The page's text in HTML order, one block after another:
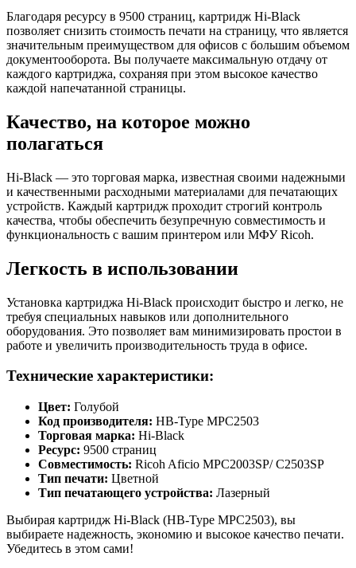
Благодаря ресурсу в 9500 страниц, картридж Hi-Black
позволяет снизить стоимость печати на страницу, что является
значительным преимуществом для офисов с большим объемом
документооборота. Вы получаете максимальную отдачу от
каждого картриджа, сохраняя при этом высокое качество
каждой напечатанной страницы.
Качество, на которое можно
полагаться
Hi-Black — это торговая марка, известная своими надежными
и качественными расходными материалами для печатающих
устройств. Каждый картридж проходит строгий контроль
качества, чтобы обеспечить безупречную совместимость и
функциональность с вашим принтером или МФУ Ricoh.
Легкость в использовании
Установка картриджа Hi-Black происходит быстро и легко, не
требуя специальных навыков или дополнительного
оборудования. Это позволяет вам минимизировать простои в
работе и увеличить производительность труда в офисе.
Технические характеристики:
Цвет: Голубой
Код производителя: HB-Type MPC2503
Торговая марка: Hi-Black
Ресурс: 9500 страниц
Совместимость: Ricoh Aficio MPC2003SP/ C2503SP
Тип печати: Цветной
Тип печатающего устройства: Лазерный
Выбирая картридж Hi-Black (HB-Type MPC2503), вы
выбираете надежность, экономию и высокое качество печати.
Убедитесь в этом сами!